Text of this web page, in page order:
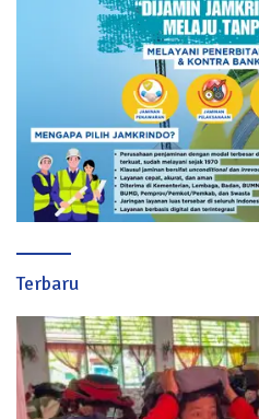
Terbaru